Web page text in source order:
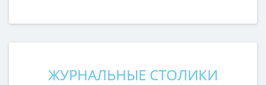
ЖУРНАЛЬНЫЕ СТОЛИКИ